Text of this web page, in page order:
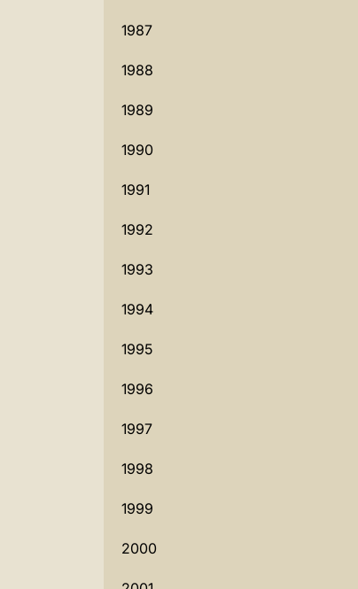
1987
1988
1989
1990
1991
1992
1993
1994
1995
1996
1997
1998
1999
2000